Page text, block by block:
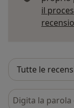
il
Cerca nelle